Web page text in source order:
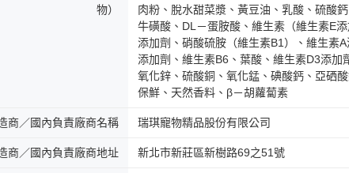
物）
肉粉、脫水甜菜漿、黃豆油、乳酸、硫酸
牛磺酸、DL－蛋胺酸、維生素（維生素E
添加劑、硝酸硫胺（維生素B1）、維生素
添加劑、維生素B6、葉酸、維生素D3添加
氧化鋅、硫酸銅、氧化錳、碘酸鈣、亞硒
保鮮、天然香料、β－胡蘿蔔素
商／國內負責廠商名稱 瑞琪寵物精品股份有限公司
商／國內負責廠商地址 新北市新莊區新樹路69之51號